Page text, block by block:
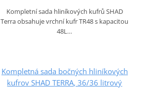
Kompletní sada hliníkových kufrů SHAD
Terra obsahuje vrchní kufr TR48 s kapacitou
48L…
Kompletná sada bočných hliníkových
kufrov SHAD TERRA, 36/36 litrový